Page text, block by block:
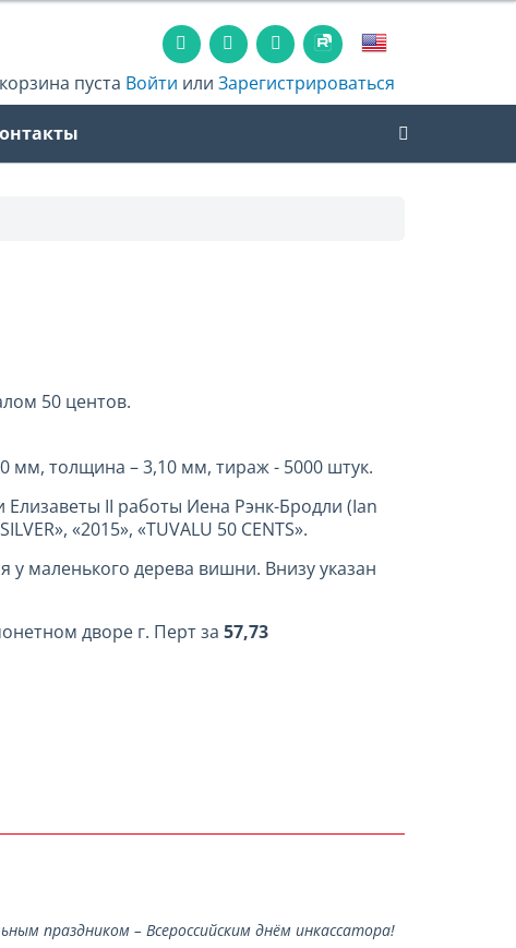
пуста Войти илиЗарегистрироваться
50 центов.
мм, толщина – 3,10 мм, тираж - 5000 штук.
II работы Иена Рэнк-Бродли (Ian
«2015», «TUVALU 50 CENTS».
маленького дерева вишни. Внизу указан
дворе г. Перт за 57,73
праздником – Всероссийским днём инкассатора!